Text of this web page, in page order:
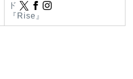
ド
『Rise』